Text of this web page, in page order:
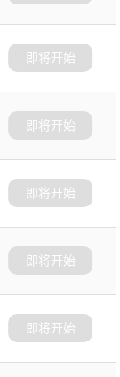
即将开始
即将开始
即将开始
即将开始
即将开始